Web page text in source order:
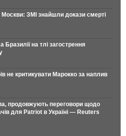
Москви: ЗМІ знайшли докази смерті
на тлі загострення
не критикувати Марокко за наплив
продовжують переговори щодо
для Patriot в Україні — Reuters